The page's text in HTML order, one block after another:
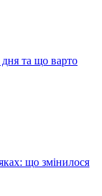
дня та що варто
що змінилося